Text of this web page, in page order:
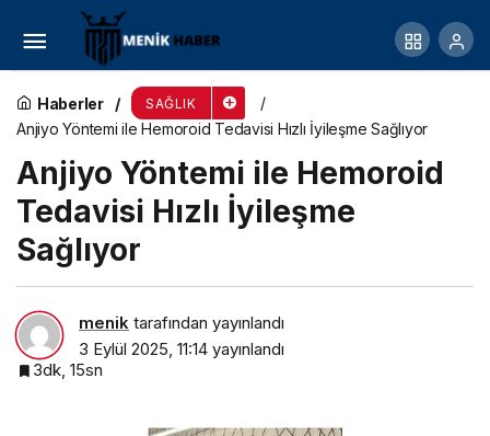
Haberler SAĞLIK
Anjiyo Yöntemi ile Hemoroid Tedavisi Hızlı İyileşme Sağlıyor
Anjiyo Yöntemi ile Hemoroid
Tedavisi Hızlı İyileşme
Sağlıyor
menik tarafından yayınlandı
3 Eylül 2025, 11:14 yayınlandı
3dk, 15sn
EÜ Diş Hekimliği Fakültesi ‘yaşlı ve engelli dostu’
son basamak hastane olarak hizmet veriyor